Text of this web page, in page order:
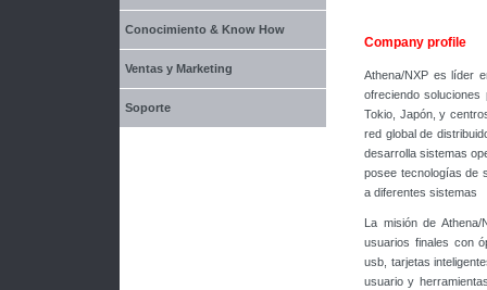
Conocimiento & Know How
Ventas y Marketing
Soporte
Company profile
Athena/NXP es líder
ofreciendo
Tokio, Japón, y
red global de
desarrolla sistemas
posee tecnologías de
a diferentes sistemas
La misión de
usuarios finales con
usb, tarjetas
usuario y